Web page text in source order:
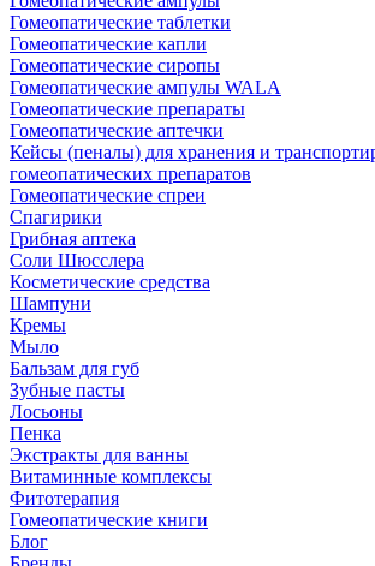
Гомеопатические таблетки
Гомеопатические капли
Гомеопатические сиропы
Гомеопатические ампулы WALA
Гомеопатические препараты
Гомеопатические аптечки
Кейсы (пеналы) для хранения и
гомеопатических препаратов
Гомеопатические спреи
Спагирики
Грибная аптека
Соли Шюсслера
Косметические средства
Шампуни
Кремы
Мыло
Бальзам для губ
Зубные пасты
Лосьоны
Пенка
Экстракты для ванны
Витаминные комплексы
Фитотерапия
Гомеопатические книги
Блог